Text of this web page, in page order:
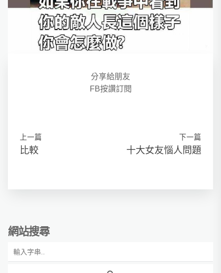
分享給朋友
FB按讚訂閱
上一篇
比較
下一篇
十大女友惱人問題
網站搜尋